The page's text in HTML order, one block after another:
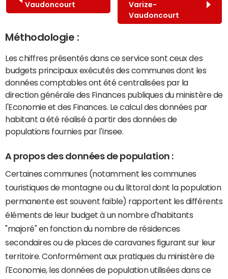
Vaudoncourt
Varize-
Vaudoncourt
Méthodologie :
Les chiffres présentés dans ce service sont ceux des
budgets principaux exécutés des communes dont les
données comptables ont été centralisées par la
direction générale des Finances publiques du ministère de
l'Economie et des Finances. Le calcul des données par
habitant a été réalisé à partir des données de
populations fournies par l'Insee.
A propos des données de population :
Certaines communes (notamment les communes
touristiques de montagne ou du littoral dont la population
permanente est souvent faible) rapportent les différents
éléments de leur budget à un nombre d'habitants
"majoré" en fonction du nombre de résidences
secondaires ou de places de caravanes figurant sur leur
territoire. Conformément aux pratiques du ministère de
l'Economie, les données de population utilisées dans ce